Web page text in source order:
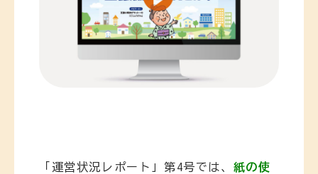
「運営状況レポート」第4号では、 紙の使